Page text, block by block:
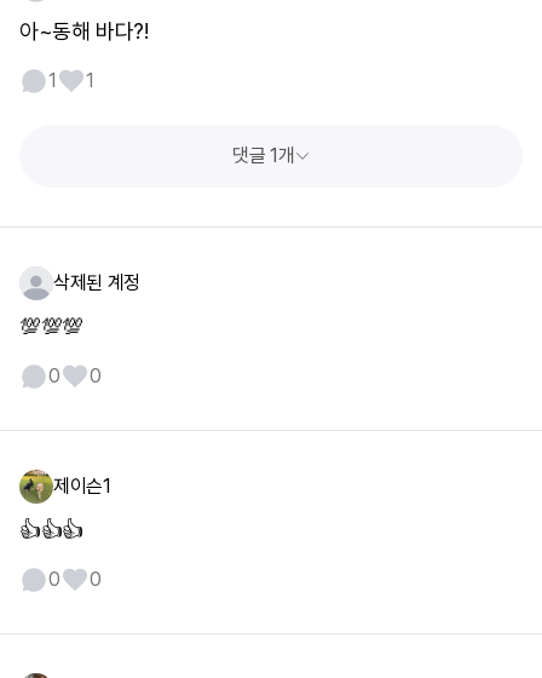
아~동해 바다?!
1 1
댓글 1개
삭제된 계정
💯💯💯
0 0
제이슨1
👍👍👍
0 0